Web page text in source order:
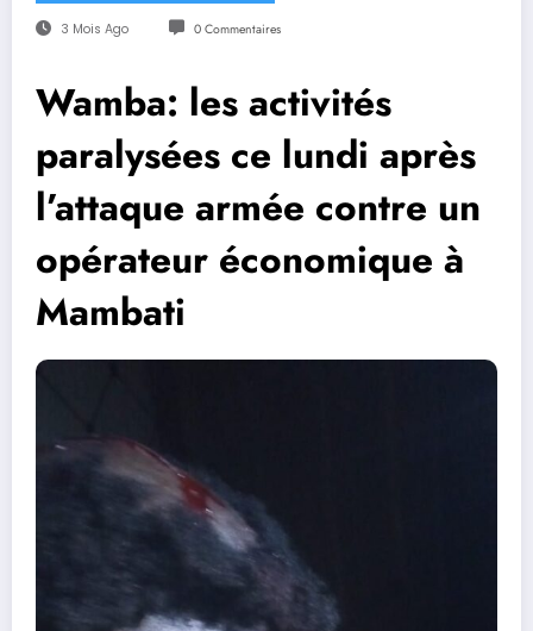
3 Mois Ago 0 Commentaires
Wamba: les activités
paralysées ce lundi après
l’attaque armée contre un
opérateur économique à
Mambati